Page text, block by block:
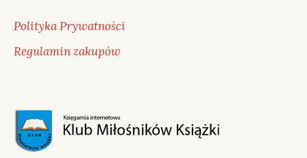
Polityka Prywatności
Regulamin zakupów